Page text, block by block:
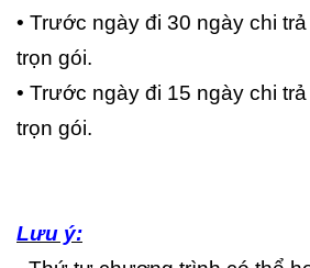
• Trước ngày đi 30 ngày chi
trọn gói.
• Trước ngày đi 15 ngày chi
trọn gói.
Lưu ý: